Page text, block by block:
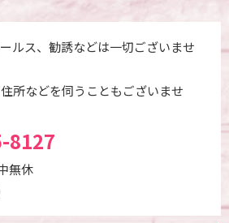
ルス、勧誘などは一切ございませ
所などを伺うこともございませ
8127
無休